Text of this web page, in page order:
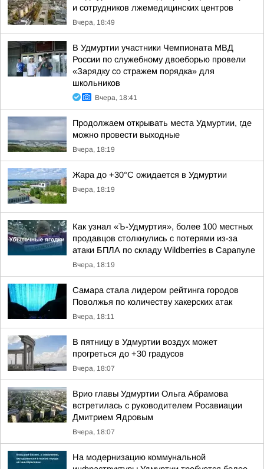
и сотрудников лжемедицинских центров
Вчера, 18:49
В Удмуртии участники Чемпионата МВД
России по служебному двоеборью провели
«Зарядку со стражем порядка» для
школьников
Вчера, 18:41
Продолжаем открывать места Удмуртии, где
можно провести выходные
Вчера, 18:19
Жара до +30°С ожидается в Удмуртии
Вчера, 18:19
Как узнал «Ъ-Удмуртия», более 100 местных
продавцов столкнулись с потерями из-за
атаки БПЛА по складу Wildberries в Сарапуле
Вчера, 18:19
Самара стала лидером рейтинга городов
Поволжья по количеству хакерских атак
Вчера, 18:11
В пятницу в Удмуртии воздух может
прогреться до +30 градусов
Вчера, 18:07
Врио главы Удмуртии Ольга Абрамова
встретилась с руководителем Росавиации
Дмитрием Ядровым
Вчера, 18:07
На модернизацию коммунальной